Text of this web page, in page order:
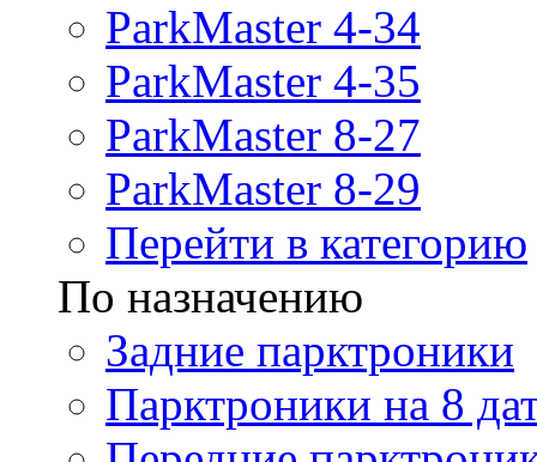
ParkMaster 4-34
ParkMaster 4-35
ParkMaster 8-27
ParkMaster 8-29
Перейти в категорию
По назначению
Задние парктроники
Парктроники на 8